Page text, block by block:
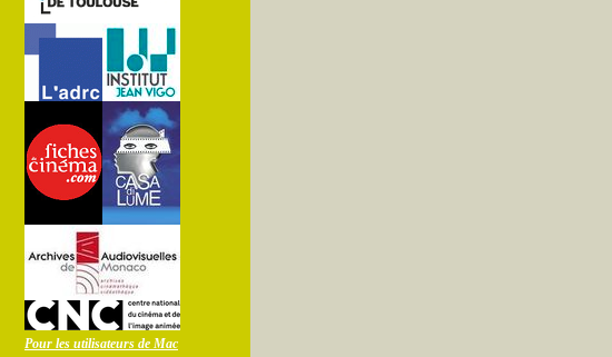
Pour les utilisateurs de Mac